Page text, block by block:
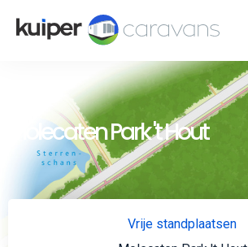
Molecaten Park 't Hout
Vrije standplaatsen